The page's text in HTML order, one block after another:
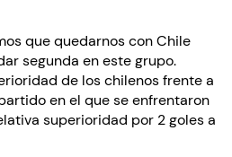
que quedarnos con Chile
segunda en este grupo.
de los chilenos frente a
en el que se enfrentaron
superioridad por 2 goles a